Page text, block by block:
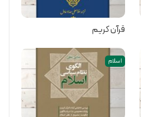
قرآن کریم
اسلام